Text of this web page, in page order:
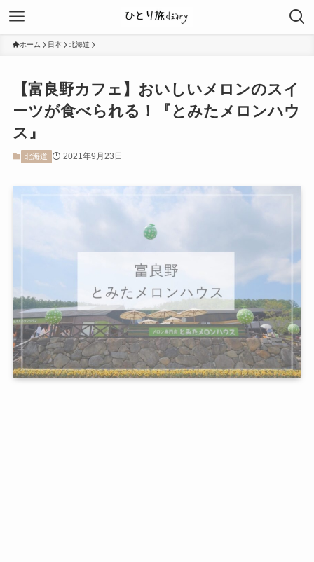
ホーム 日本 北海道
【富良野カフェ】おいしいメロンのスイ
ーツが食べられる！『とみたメロンハウ
ス』
北海道 2021年9月23日